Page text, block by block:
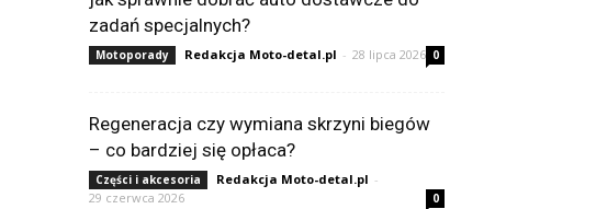
zadań specjalnych?
Motoporady Redakcja Moto-detal.pl - 28 lipca 2026 0
Regeneracja czy wymiana skrzyni biegów
– co bardziej się opłaca?
Części i akcesoria Redakcja Moto-detal.pl -
29 czerwca 2026
0